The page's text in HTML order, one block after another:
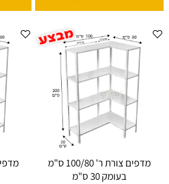
מדפים צורת ר' 100/80 ס"מ
בעומק 30 ס"מ